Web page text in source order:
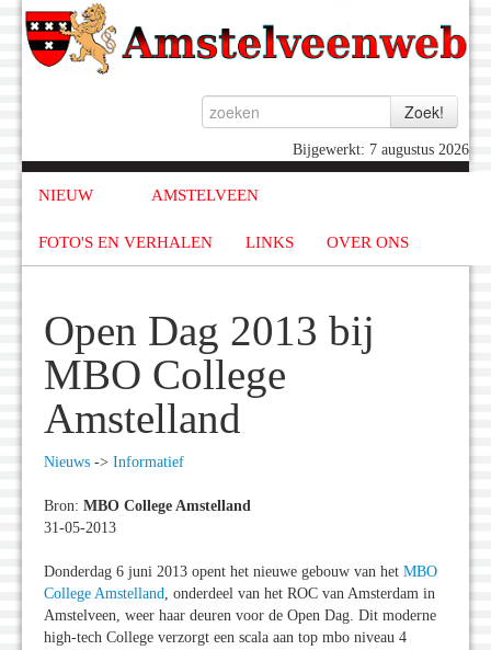
Bijgewerkt: 7 augustus 2026
NIEUW AMSTELVEEN
FOTO'S EN VERHALEN LINKS OVER ONS
Open Dag 2013 bij
MBO College
Amstelland
Nieuws -> Informatief
Bron: MBO College Amstelland
31-05-2013
Donderdag 6 juni 2013 opent het nieuwe gebouw van het MBO
College Amstelland, onderdeel van het ROC van Amsterdam in
Amstelveen, weer haar deuren voor de Open Dag. Dit moderne
high-tech College verzorgt een scala aan top mbo niveau 4